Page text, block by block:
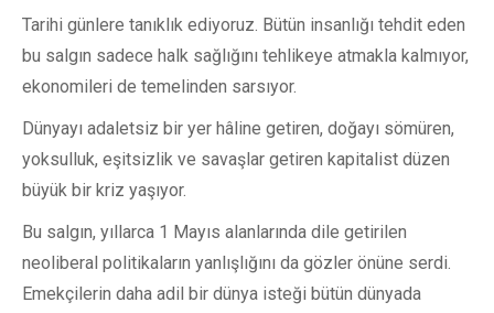
Tarihi günlere tanıklık ediyoruz. Bütün insanlığı tehdit eden
bu salgın sadece halk sağlığını tehlikeye atmakla kalmıyor,
ekonomileri de temelinden sarsıyor.
Dünyayı adaletsiz bir yer hâline getiren, doğayı sömüren,
yoksulluk, eşitsizlik ve savaşlar getiren kapitalist düzen
büyük bir kriz yaşıyor.
Bu salgın, yıllarca 1 Mayıs alanlarında dile getirilen
neoliberal politikaların yanlışlığını da gözler önüne serdi.
Emekçilerin daha adil bir dünya isteği bütün dünyada